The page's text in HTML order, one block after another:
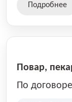
Подробнее
Повар,
По